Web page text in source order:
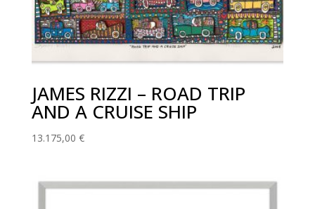
JAMES RIZZI – ROAD TRIP
AND A CRUISE SHIP
13.175,00 €